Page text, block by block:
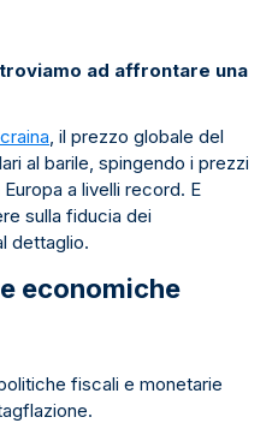
ad affrontare una
, il prezzo globale del
al barile, spingendo i prezzi
a livelli record. E
sulla fiducia dei
dettaglio.
economiche
fiscali e monetarie